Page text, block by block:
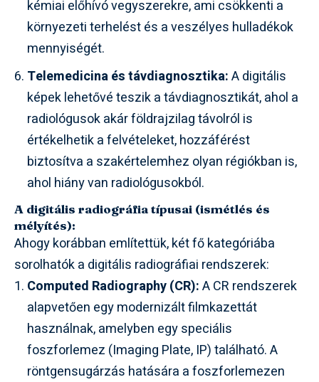
kémiai előhívó vegyszerekre, ami csökkenti a
környezeti terhelést és a veszélyes hulladékok
mennyiségét.
Telemedicina és távdiagnosztika:A digitális
képek lehetővé teszik a távdiagnosztikát, ahol a
radiológusok akár földrajzilag távolról is
értékelhetik a felvételeket, hozzáférést
biztosítva a szakértelemhez olyan régiókban is,
ahol hiány van radiológusokból.
A digitális radiográfia típusai (ismétlés és
mélyítés):
Ahogy korábban említettük, két fő kategóriába
sorolhatók a digitális radiográfiai rendszerek:
Computed Radiography (CR):A CR rendszerek
alapvetően egy modernizált filmkazettát
használnak, amelyben egy speciális
foszforlemez (Imaging Plate, IP) található. A
röntgensugárzás hatására a foszforlemezen